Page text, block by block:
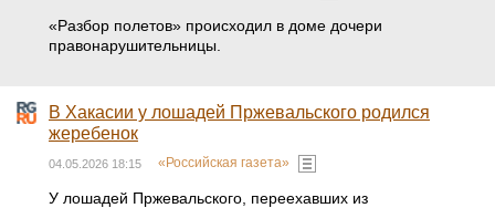
«Разбор полетов» происходил в доме дочери
правонарушительницы.
В Хакасии у лошадей Пржевальского родился
жеребенок
04.05.2026 18:15 «Российская газета»
У лошадей Пржевальского, переехавших из